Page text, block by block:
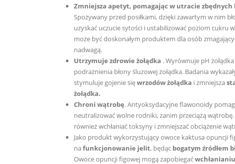
Zmniejsza apetyt, pomagając w utracie
Spożywany przed posiłkami, dzięki zawartym w nim
uzyskać uczucie sytości i ustabilizować poziom cukru
może być doskonałym produktem dla osób
nadwagą.
Utrzymuje zdrowie żołądka . Wyrównuje pH żołądka
podrażnienia błony śluzowej żołądka. Badania
stymuluje gojenie sięwrzodów żołądka i zmniejsza
żołądka.
Chroni wątrobę. Antyoksydacyjne flawonoidy
neutralizować wolne rodniki, zanim przeciążą
również wchłaniać toksyny i zmniejszać obciążenie
Jako produkt wykorzystujący owoce kaktusa opuncji
nafunkcjonowanie jelit, będąc bogatym źródłem
Owoce opuncji figowej mogą zapobiegać